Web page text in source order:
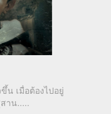
น เมื่อต้องไปอยู่
าน.....